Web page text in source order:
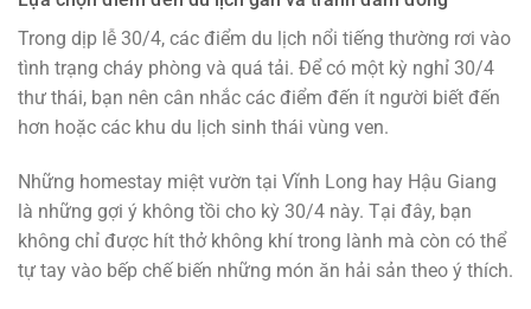
Trong dịp lễ 30/4, các điểm du lịch nổi tiếng thường rơi vào
tình trạng cháy phòng và quá tải. Để có một kỳ nghỉ 30/4
thư thái, bạn nên cân nhắc các điểm đến ít người biết đến
hơn hoặc các khu du lịch sinh thái vùng ven.
Những homestay miệt vườn tại Vĩnh Long hay Hậu Giang
là những gợi ý không tồi cho kỳ 30/4 này. Tại đây, bạn
không chỉ được hít thở không khí trong lành mà còn có thể
tự tay vào bếp chế biến những món ăn hải sản theo ý thích.